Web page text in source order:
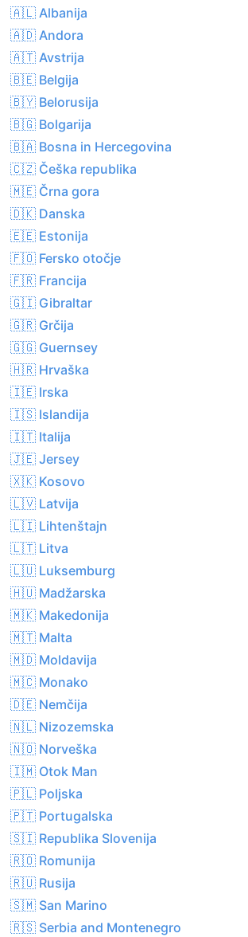
10. avg.
rain
18.9°C
17.5°C
16.2°C
79%
kph
mm
5.0
🇦🇱 Albanija
🇦🇩 Andora
🇦🇹 Avstrija
🇧🇪 Belgija
🇧🇾 Belorusija
🇧🇬 Bolgarija
🇧🇦 Bosna in Hercegovina
🇨🇿 Češka republika
🇲🇪 Črna gora
🇩🇰 Danska
🇪🇪 Estonija
🇫🇴 Fersko otočje
🇫🇷 Francija
🇬🇮 Gibraltar
🇬🇷 Grčija
🇬🇬 Guernsey
🇭🇷 Hrvaška
🇮🇪 Irska
🇮🇸 Islandija
🇮🇹 Italija
🇯🇪 Jersey
🇽🇰 Kosovo
🇱🇻 Latvija
🇱🇮 Lihtenštajn
🇱🇹 Litva
🇱🇺 Luksemburg
🇭🇺 Madžarska
🇲🇰 Makedonija
🇲🇹 Malta
🇲🇩 Moldavija
🇲🇨 Monako
🇩🇪 Nemčija
🇳🇱 Nizozemska
🇳🇴 Norveška
🇮🇲 Otok Man
🇵🇱 Poljska
🇵🇹 Portugalska
🇸🇮 Republika Slovenija
🇷🇴 Romunija
🇷🇺 Rusija
🇸🇲 San Marino
🇷🇸 Serbia and Montenegro